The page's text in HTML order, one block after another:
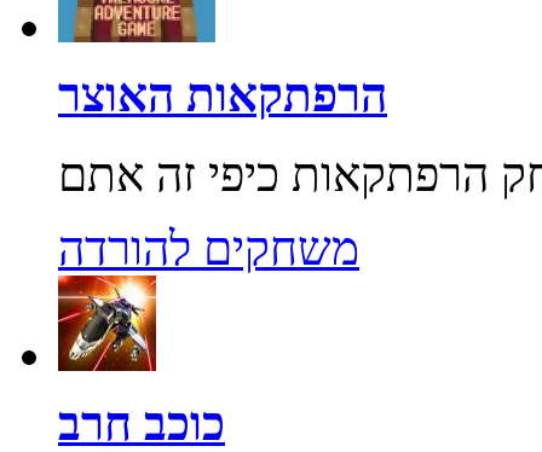
הרפתקאות האוצר
משחקים להורדה
כוכב חרב